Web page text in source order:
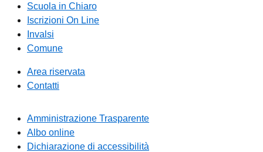
Scuola in Chiaro
Iscrizioni On Line
Invalsi
Comune
Area riservata
Contatti
Amministrazione Trasparente
Albo online
Dichiarazione di accessibilità